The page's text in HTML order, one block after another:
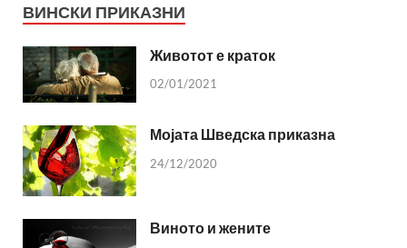
ВИНСКИ ПРИКАЗНИ
Животот е краток
02/01/2021
Мојата Шведска приказна
24/12/2020
Виното и жените